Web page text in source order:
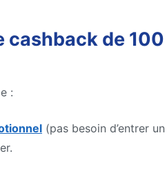
de 100
:
(pas besoin d’entrer